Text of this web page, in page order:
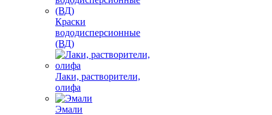
Краски
вододисперсионные
(ВД)
Лаки, растворители,
олифа
Эмали